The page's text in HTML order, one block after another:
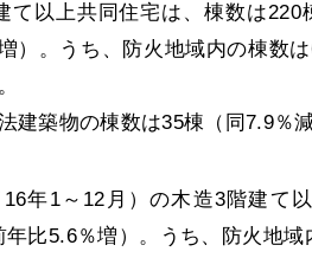
以上共同住宅は、棟数は220
増）。うち、防火地域内の棟数
建築物の棟数は35棟（同7.9％減
年1～12月）の木造3階建て
年比5.6％増）。うち、防火地